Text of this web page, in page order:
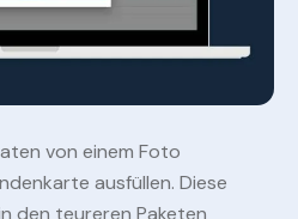
von einem Foto
ausfüllen. Diese
den teureren Paketen